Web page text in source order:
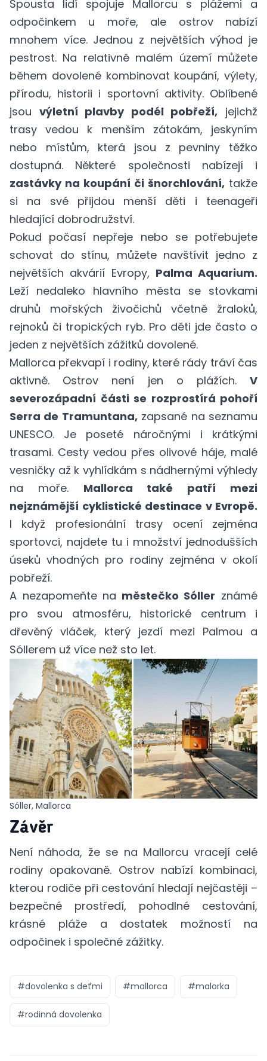
Spousta lidí spojuje Mallorcu s plážemi a
odpočinkem u moře, ale ostrov nabízí
mnohem více. Jednou z největších výhod je
pestrost. Na relativně malém území můžete
během dovolené kombinovat koupání, výlety,
přírodu, historii i sportovní aktivity. Oblíbené
jsou výletní plavby podél pobřeží, jejichž
trasy vedou k menším zátokám, jeskyním
nebo místům, která jsou z pevniny těžko
dostupná. Některé společnosti nabízejí i
zastávky na koupání či šnorchlování, takže
si na své přijdou menší děti i teenageři
hledající dobrodružství.
Pokud počasí nepřeje nebo se potřebujete
schovat do stínu, můžete navštívit jedno z
největších akvárií Evropy, Palma Aquarium.
Leží nedaleko hlavního města se stovkami
druhů mořských živočichů včetně žraloků,
rejnoků či tropických ryb. Pro děti jde často o
jeden z největších zážitků dovolené.
Mallorca překvapí i rodiny, které rády tráví čas
aktivně. Ostrov není jen o plážích. V
severozápadní části se rozprostírá pohoří
Serra de Tramuntana,zapsané na seznamu
UNESCO. Je poseté náročnými i krátkými
trasami. Cesty vedou přes olivové háje, malé
vesničky až k vyhlídkám s nádhernými výhledy
na moře. Mallorca také patří mezi
nejznámější cyklistické destinace v Evropě.
I když profesionální trasy ocení zejména
sportovci, najdete tu i množství jednodušších
úseků vhodných pro rodiny zejména v okolí
pobřeží.
A nezapomeňte na městečko Sóller známé
pro svou atmosféru, historické centrum i
dřevěný vláček, který jezdí mezi Palmou a
Sóllerem už více než sto let.
Sóller, Mallorca
Závěr
Není náhoda, že se na Mallorcu vracejí celé
rodiny opakovaně. Ostrov nabízí kombinaci,
kterou rodiče při cestování hledají nejčastěji –
bezpečné prostředí, pohodlné cestování,
krásné pláže a dostatek možností na
odpočinek i společné zážitky.
#dovolenka s deťmi #mallorca #malorka
#rodinná dovolenka